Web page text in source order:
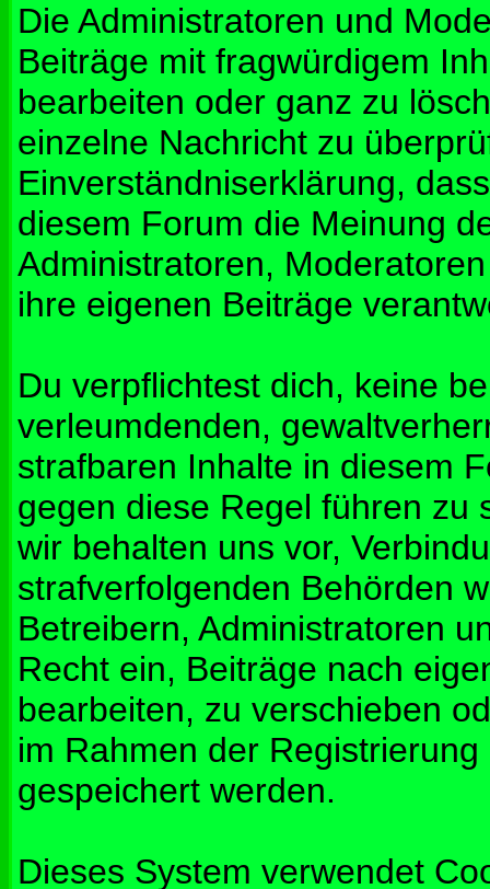
Die Administratoren und
Beiträge mit fragwürdigem
bearbeiten oder ganz zu
einzelne Nachricht zu
Einverständniserklärung,
diesem Forum die Meinung
Administratoren,
ihre eigenen Beiträge
Du verpflichtest dich, keine
verleumdenden,
strafbaren Inhalte in diesem
gegen diese Regel führen zu
wir behalten uns vor,
strafverfolgenden Behörden
Betreibern, Administratoren
Recht ein, Beiträge nach
bearbeiten, zu verschieben
im Rahmen der
gespeichert werden.
Dieses System verwendet